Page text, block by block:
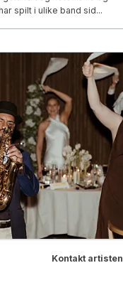
spilt i ulike band sid...
Kontakt artisten